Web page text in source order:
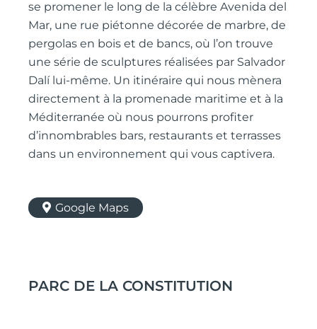
se promener le long de la célèbre Avenida del
Mar, une rue piétonne décorée de marbre, de
pergolas en bois et de bancs, où l’on trouve
une série de sculptures réalisées par Salvador
Dalí lui-même. Un itinéraire qui nous mènera
directement à la promenade maritime et à la
Méditerranée où nous pourrons profiter
d’innombrables bars, restaurants et terrasses
dans un environnement qui vous captivera.
Google Maps
PARC DE LA CONSTITUTION